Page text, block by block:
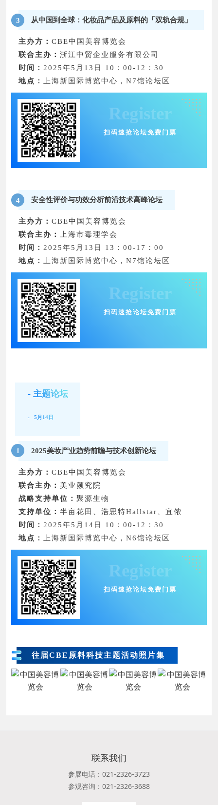
3 从中国到全球：化妆品产品及原料的「双轨合规」
主办方：CBE中国美容博览会
联合主办：浙江中贸企业服务有限公司
时间： 2025年5月13日 10：00-12：30
地点：
上海新国际博览中心，N7馆论坛区
Register
扫码速抢论坛免费门票
4 安全性评价与功效分析前沿技术高峰论坛
主办方：CBE中国美容博览会
联合主办：上海市毒理学会
时间：2025年5月13日 13：00-17：00
地点：上海新国际博览中心，N7馆论坛区
Register
扫码速抢论坛免费门票
- 主题论坛
- 5月14日
1 2025美妆产业趋势前瞻与技术创新论坛
主办方：CBE中国美容博览会
联合主办： 美业颜究院
战略支持单位：聚源生物
支持单位：半亩花田、浩思特Hallstar、宜侬
时间： 2025年5月14日 10：00-12：30
地点：
上海新国际博览中心，N6馆论坛区
Register
扫码速抢论坛免费门票
往届CBE原料科技主题活动照片集
联系我们
参展电话：021-2326-3723
参观咨询：021-2326-3688